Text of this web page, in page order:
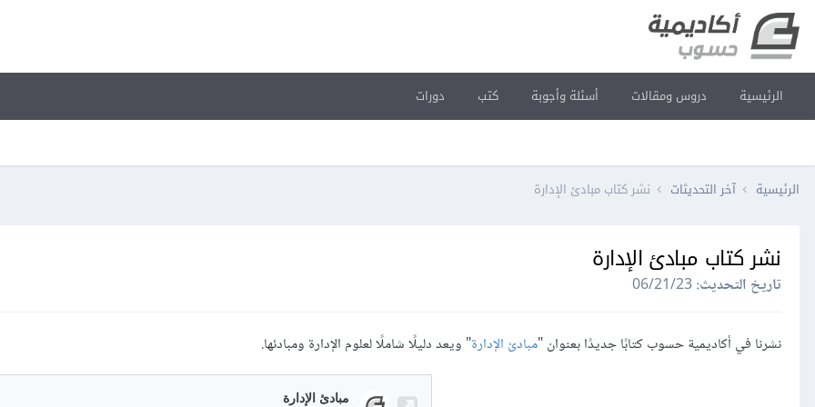
الرئيسية دروس ومقالات أسئلة وأجوبة كتب دورات
الرئيسية آخر التحديثات نشر كتاب مبادئ الإدارة
نشر كتاب مبادئ الإدارة
تاريخ التحديث:
نشرنا في أكاديمية حسوب كتابًا جديدًا بعنوان "مبادئ الإدارة" ويعد دليلًا شاملًا لعلوم الإدارة ومبادئها.